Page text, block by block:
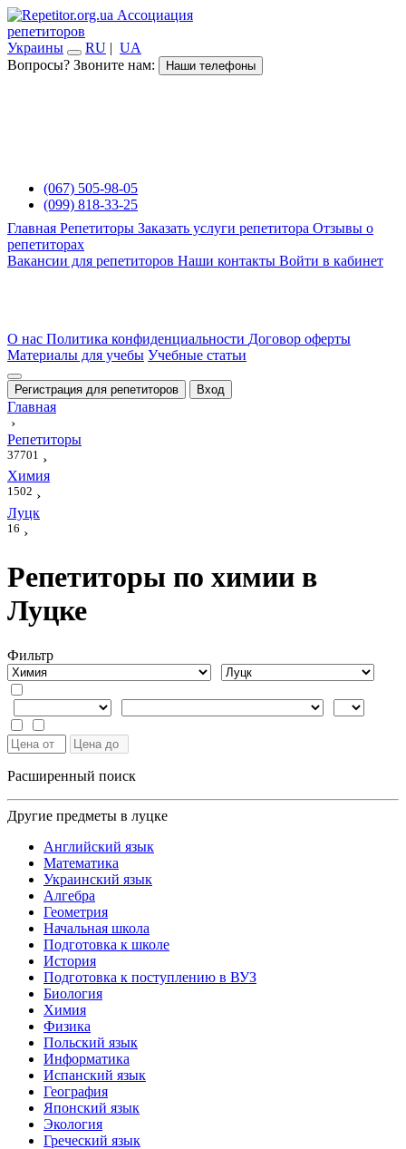
Ассоциация
репетиторов
Украины
RU | UA
Вопросы? Звоните нам:
Наши телефоны
(067) 505-98-05
(099) 818-33-25
Главная Репетиторы Заказать услуги репетитора Отзывы о
репетиторах
Вакансии для репетиторов Наши контакты Войти в кабинет
О нас Политика конфиденциальности Договор оферты
Материалы для учебы Учебные статьи
Регистрация для репетиторов Вход
Главная
›
Репетиторы
37701 ›
Химия
1502 ›
Луцк
16 ›
Репетиторы по химии в
Луцке
Фильтр
Расширенный поиск
Другие предметы в луцке
Английский язык
Математика
Украинский язык
Алгебра
Геометрия
Начальная школа
Подготовка к школе
История
Подготовка к поступлению в ВУЗ
Биология
Химия
Физика
Польский язык
Информатика
Испанский язык
География
Японский язык
Экология
Греческий язык